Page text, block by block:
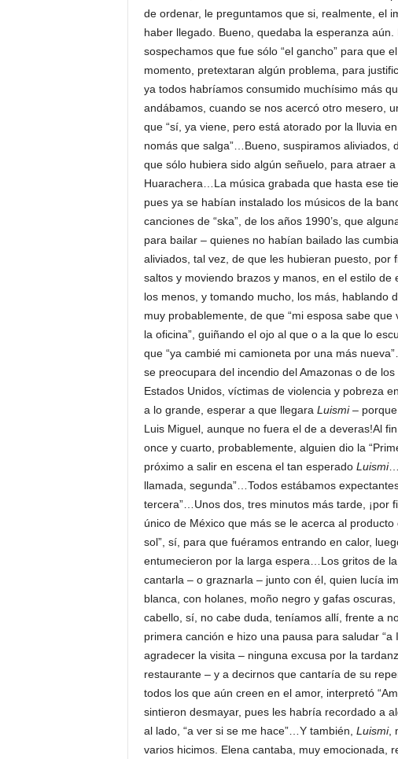
de ordenar, le preguntamos que si, realmente, el
haber llegado. Bueno, quedaba la esperanza
sospechamos que fue sólo “el gancho” para que
momento, pretextaran algún problema, para
ya todos habríamos consumido muchísimo más
andábamos, cuando se nos acercó otro mesero,
que “sí, ya viene, pero está atorado por la lluvia
nomás que salga”…Bueno, suspiramos aliviados,
que sólo hubiera sido algún señuelo, para atraer
Huarachera…La música grabada que hasta ese
pues ya se habían instalado los músicos de la
canciones de “ska”, de los años 1990’s, que
para bailar – quienes no habían bailado las
aliviados, tal vez, de que les hubieran puesto,
saltos y moviendo brazos y manos, en el estilo
los menos, y tomando mucho, los más, hablando
muy probablemente, de que “mi esposa sabe
la oficina”, guiñando el ojo al que o a la que lo
que “ya cambié mi camioneta por una más
se preocupara del incendio del Amazonas o de
Estados Unidos, víctimas de violencia y pobreza
a lo grande, esperar a que llegara Luismi– porque
Luis Miguel, aunque no fuera el de a deveras!Al
once y cuarto, probablemente, alguien dio la
próximo a salir en escena el tan esperado Luismi
llamada, segunda”…Todos estábamos
tercera”…Unos dos, tres minutos más tarde,
único de México que más se le acerca al
sol”, sí, para que fuéramos entrando en calor,
entumecieron por la larga espera…Los gritos de
cantarla – o graznarla – junto con él, quien lucía
blanca, con holanes, moño negro y gafas
cabello, sí, no cabe duda, teníamos allí, frente a
primera canción e hizo una pausa para saludar
agradecer la visita – ninguna excusa por la
restaurante – y a decirnos que cantaría de su
todos los que aún creen en el amor, interpretó
sintieron desmayar, pues les habría recordado a
al lado, “a ver si se me hace”…Y también, Luismi,
varios hicimos. Elena cantaba, muy emocionada,